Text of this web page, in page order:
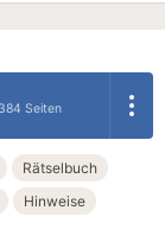
384 Seiten
Rätselbuch
Hinweise